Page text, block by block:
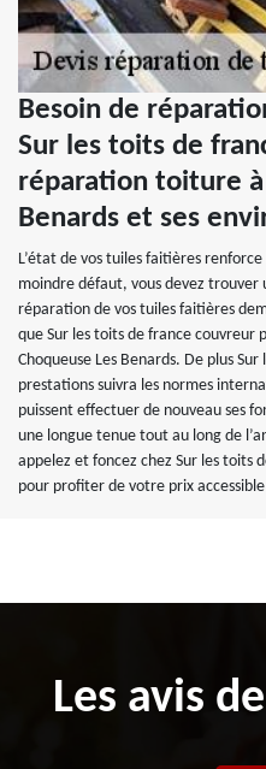
Besoin de
Sur les toits de
réparation toiture à
Benards et ses
L’état de vos tuiles faitières
moindre défaut, vous devez trouver
réparation de vos tuiles faitières
que Sur les toits de france couvreur
Choqueuse Les Benards. De plus
prestations suivra les normes
puissent effectuer de nouveau ses
une longue tenue tout au long de
appelez et foncez chez Sur les toits
pour profiter de votre prix
Les avis